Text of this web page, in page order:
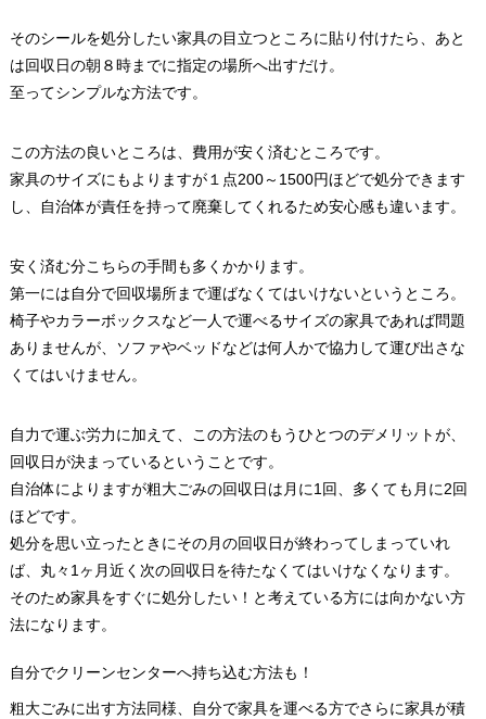
そのシールを処分したい家具の目立つところに貼り付けたら、あと
は回収日の朝８時までに指定の場所へ出すだけ。
至ってシンプルな方法です。
この方法の良いところは、費用が安く済むところです。
家具のサイズにもよりますが１点200～1500円ほどで処分できます
し、自治体が責任を持って廃棄してくれるため安心感も違います。
安く済む分こちらの手間も多くかかります。
第一には自分で回収場所まで運ばなくてはいけないというところ。
椅子やカラーボックスなど一人で運べるサイズの家具であれば問題
ありませんが、ソファやベッドなどは何人かで協力して運び出さな
くてはいけません。
自力で運ぶ労力に加えて、この方法のもうひとつのデメリットが、
回収日が決まっているということです。
自治体によりますが粗大ごみの回収日は月に1回、多くても月に2回
ほどです。
処分を思い立ったときにその月の回収日が終わってしまっていれ
ば、丸々1ヶ月近く次の回収日を待たなくてはいけなくなります。
そのため家具をすぐに処分したい！と考えている方には向かない方
法になります。
自分でクリーンセンターへ持ち込む方法も！
粗大ごみに出す方法同様、自分で家具を運べる方でさらに家具が積